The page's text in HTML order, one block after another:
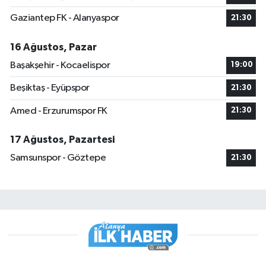
Gaziantep FK - Alanyaspor 21:30
16 Ağustos, Pazar
Başakşehir - Kocaelispor
19:00
Beşiktaş - Eyüpspor 21:30
Amed - Erzurumspor FK 21:30
17 Ağustos, Pazartesi
Samsunspor - Göztepe
21:30